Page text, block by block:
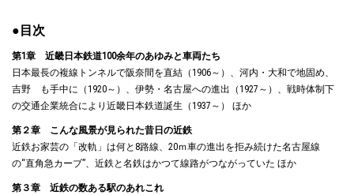
●目次
第1章 近畿日本鉄道100余年のあゆみと車両たち
日本最長の複線トンネルで阪奈間を直結（1906～）、河内・大和で地固め、
吉野 も手中に（1920～）、伊勢・名古屋への進出（1927～）、戦時体制下
の交通企業統合により近畿日本鉄道誕生（1937～） ほか
第２章 こんな風景が見られた昔日の近鉄
近鉄お家芸の「改軌」は何と8路線、20ｍ車の進出を拒み続けた名古屋線
の“直角急カーブ”、近鉄と名鉄はかつて線路がつながっていた ほか
第３章 近鉄の数ある駅のあれこれ